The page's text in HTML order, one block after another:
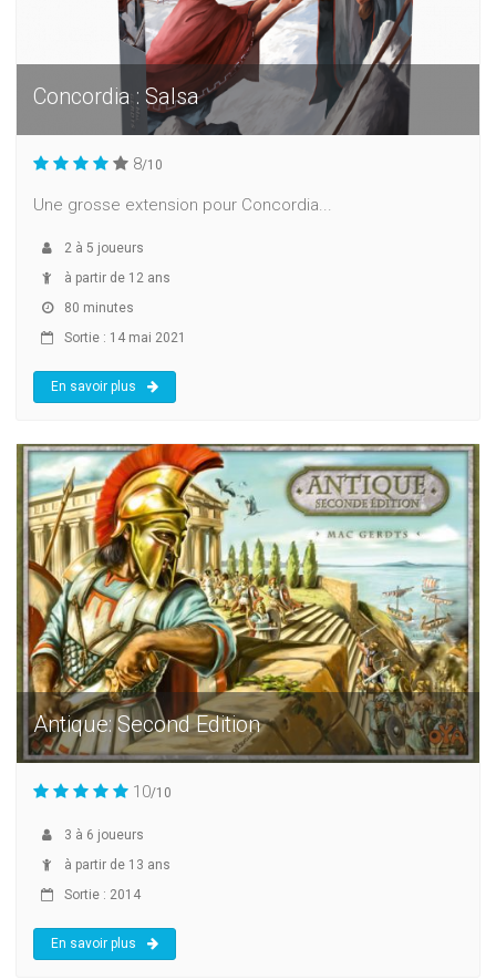
Concordia : Salsa
8/10
Une grosse extension pour Concordia...
2 à 5 joueurs
à partir de 12 ans
80 minutes
Sortie : 14 mai 2021
En savoir plus
Antique: Second Edition
10/10
3 à 6 joueurs
à partir de 13 ans
Sortie : 2014
En savoir plus